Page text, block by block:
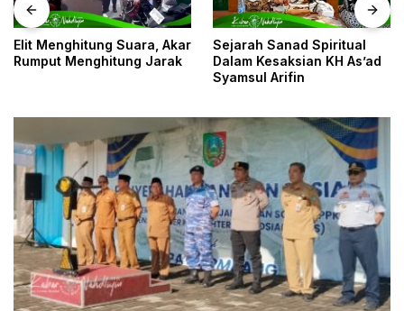
Akar
Sejarah Sanad Spiritual
Dalam Kesaksian KH As’ad
Jombang: Saat
Kota Menjadi Ibu Kota
Nahdliyin